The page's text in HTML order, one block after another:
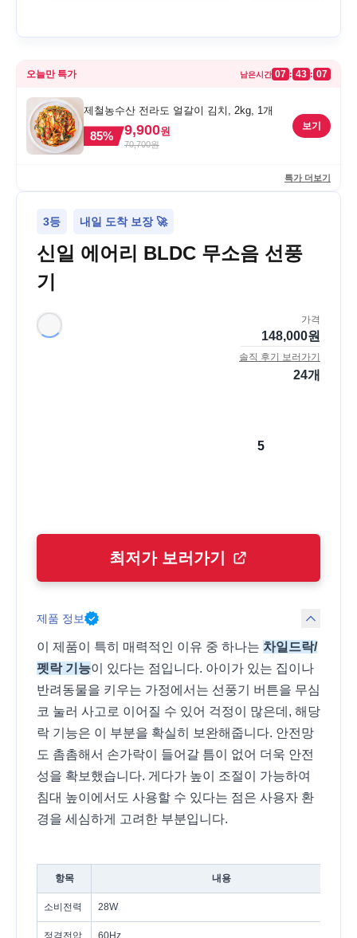
오늘만 특가 남은시간 07 : 43 : 07
제철농수산 전라도 얼갈이 김치, 2kg, 1개
85% 9,900원
70,700원
보기
특가 더보기
3등 내일 도착 보장 🚀
신일 에어리 BLDC 무소음 선풍
기
가격
148,000원
솔직 후기 보러가기
24개
5
최저가 보러가기
제품 정보
이 제품이 특히 매력적인 이유 중 하나는 차일드락/
펫락 기능이 있다는 점입니다. 아이가 있는 집이나
반려동물을 키우는 가정에서는 선풍기 버튼을 무심
코 눌러 사고로 이어질 수 있어 걱정이 많은데, 해당
락 기능은 이 부분을 확실히 보완해줍니다. 안전망
도 촘촘해서 손가락이 들어갈 틈이 없어 더욱 안전
성을 확보했습니다. 게다가 높이 조절이 가능하여
침대 높이에서도 사용할 수 있다는 점은 사용자 환
경을 세심하게 고려한 부분입니다.
항목 내용
소비전력 28W
정격전압 60Hz